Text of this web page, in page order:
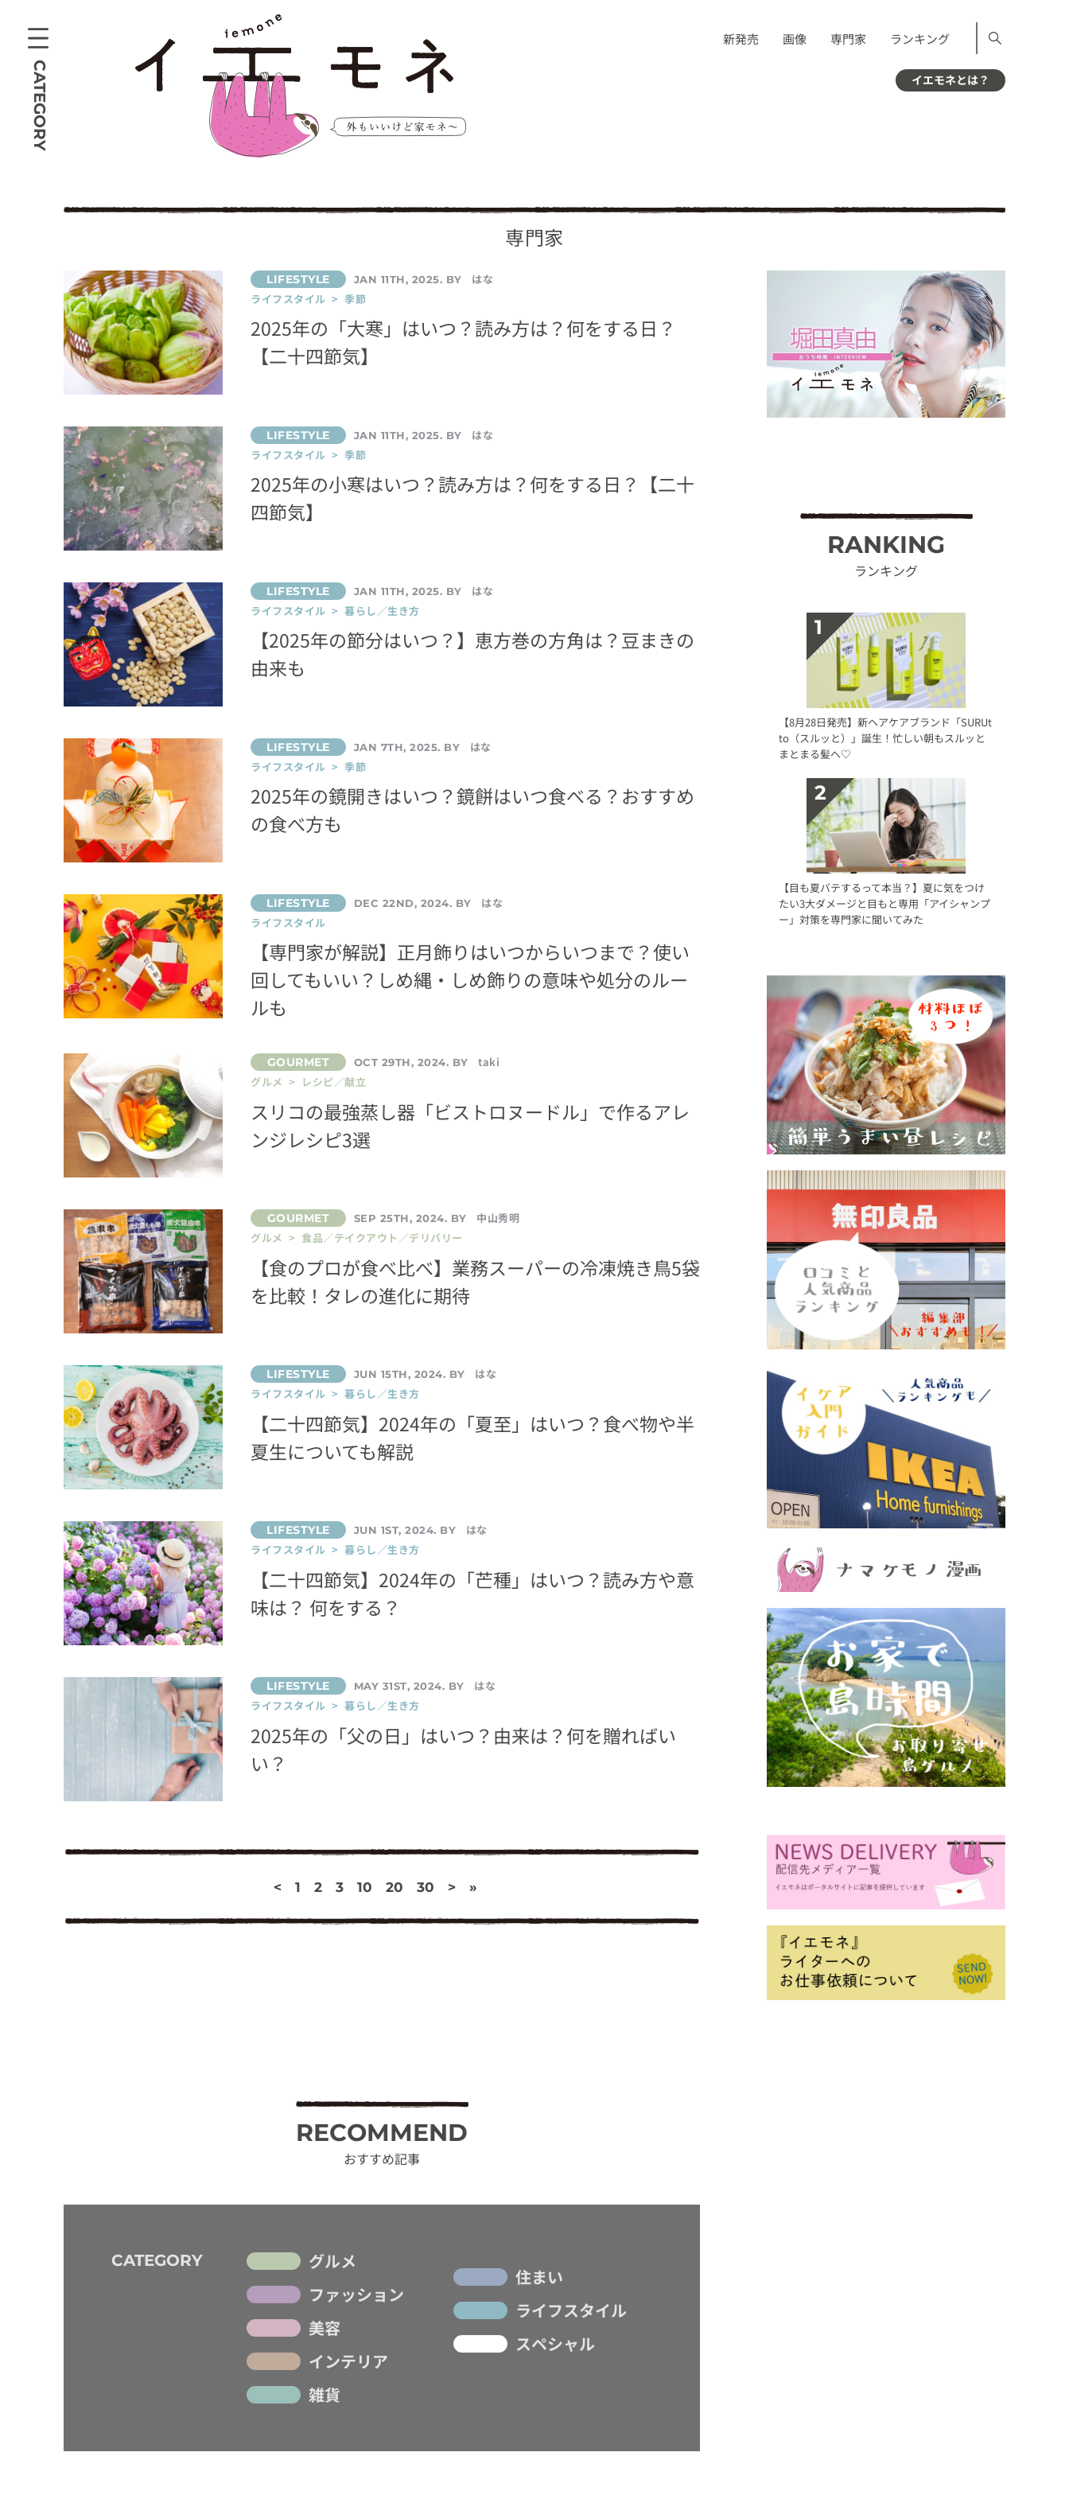
CATEGORY
新発売 画像 専門家 ランキング
イエモネとは？
専門家
JAN 11TH, 2025. BY
はな
ライフスタイル > 季節
2025年の「大寒」はいつ？読み方は？何をする日？
【二十四節気】
JAN 11TH, 2025. BY
はな
ライフスタイル > 季節
2025年の小寒はいつ？読み方は？何をする日？【二十
四節気】
JAN 11TH, 2025. BY
はな
ライフスタイル > 暮らし／生き方
【2025年の節分はいつ？】恵方巻の方角は？豆まきの
由来も
JAN 7TH, 2025. BY
はな
ライフスタイル > 季節
2025年の鏡開きはいつ？鏡餅はいつ食べる？おすすめ
の食べ方も
DEC 22ND, 2024. BY
はな
ライフスタイル
【専門家が解説】正月飾りはいつからいつまで？使い
回してもいい？しめ縄・しめ飾りの意味や処分のルー
ルも
OCT 29TH, 2024. BY
taki
グルメ > レシピ／献立
スリコの最強蒸し器「ビストロヌードル」で作るアレ
ンジレシピ3選
SEP 25TH, 2024. BY
中山秀明
グルメ > 食品／テイクアウト／デリバリー
【食のプロが食べ比べ】業務スーパーの冷凍焼き鳥5袋
を比較！タレの進化に期待
JUN 15TH, 2024. BY
はな
ライフスタイル > 暮らし／生き方
【二十四節気】2024年の「夏至」はいつ？食べ物や半
夏生についても解説
JUN 1ST, 2024. BY
はな
ライフスタイル > 暮らし／生き方
【二十四節気】2024年の「芒種」はいつ？読み方や意
味は？ 何をする？
MAY 31ST, 2024. BY
はな
ライフスタイル > 暮らし／生き方
2025年の「父の日」はいつ？由来は？何を贈ればい
い？
< 1 2 3 10 20 30 > »
RECOMMEND
おすすめ記事
CATEGORY
グルメ
ファッション
美容
インテリア
雑貨
住まい
ライフスタイル
スペシャル
RANKING
ランキング
【8月28日発売】新ヘアケアブランド「SURUt
to（スルッと）」誕生！忙しい朝もスルッと
まとまる髪へ♡
【目も夏バテするって本当？】夏に気をつけ
たい3大ダメージと目もと専用「アイシャンプ
ー」対策を専門家に聞いてみた